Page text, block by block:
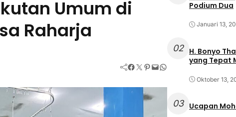
Umum di
Raharja
Facebook Twitter Pinterest Mail WhatsApp
Podium Dua
Januari 13,
02
H. Bonyo Thamrin Rayes
yang Tepat
Oktober 13,
03 Ucapan